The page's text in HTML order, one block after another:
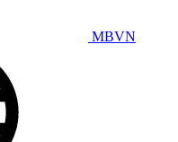
MBVN